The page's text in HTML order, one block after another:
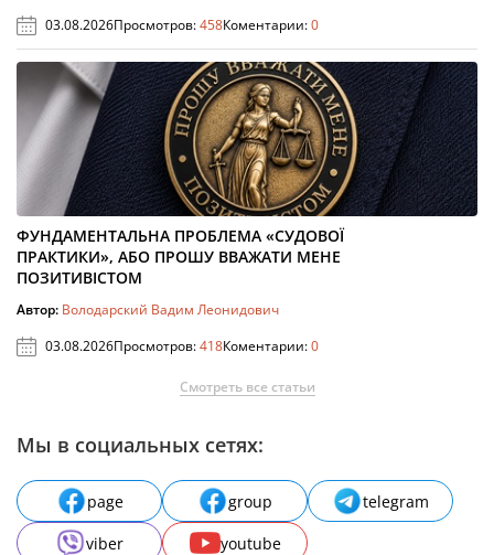
03.08.2026Просмотров:458Коментарии:0
ФУНДАМЕНТАЛЬНА ПРОБЛЕМА «СУДОВОЇ
ПРАКТИКИ», АБО ПРОШУ ВВАЖАТИ МЕНЕ
ПОЗИТИВІСТОМ
Автор: Володарский Вадим Леонидович
03.08.2026Просмотров:418Коментарии:0
Смотреть все статьи
Мы в социальных сетях:
page group
telegram
viber
youtube